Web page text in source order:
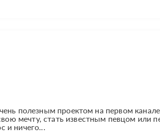
полезным проектом на первом
мечту, стать известным певцом или
и ничего...